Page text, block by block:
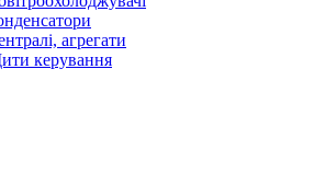
агрегати
керування